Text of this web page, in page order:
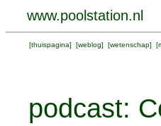
www.poolstation.nl
[thuispagina] [weblog] [wetenschap] [
podcast: